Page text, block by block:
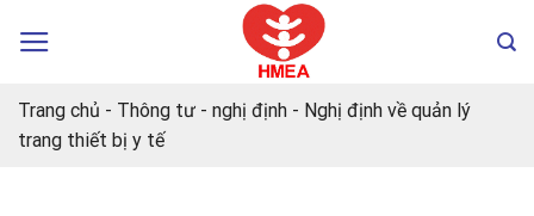
đến
dungTrang chủ - Thông tư - nghị định - Nghị định về quản lý
trang thiết bị y tế